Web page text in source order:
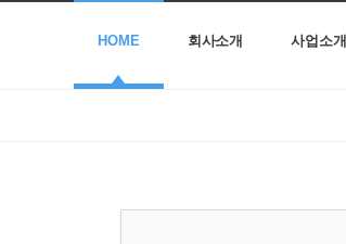
HOME 회사소개 사업소개